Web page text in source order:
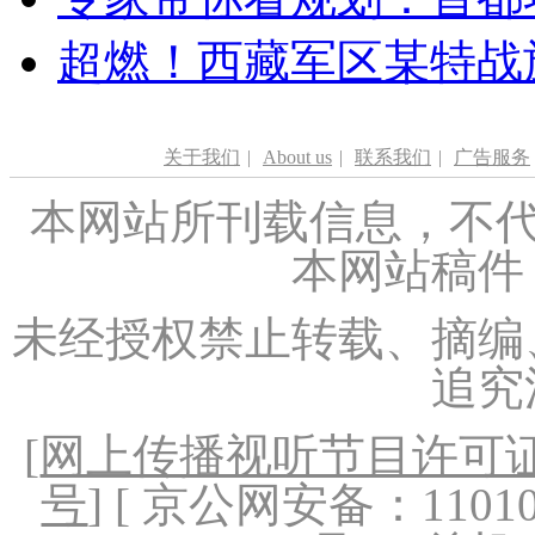
超燃！西藏军区某特
关于我们 | About us | 联系我们 | 广告服务
本网站所刊载信息，不
本网站稿
未经授权禁止转载、摘
追
[网上传播视听节目许可
号] [ 京公网安备：